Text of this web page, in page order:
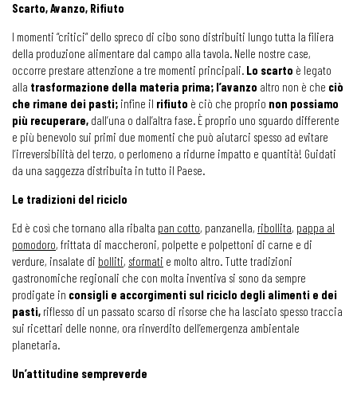
Scarto, Avanzo, Rifiuto
I momenti “critici” dello spreco di cibo sono distribuiti lungo tutta la filiera
della produzione alimentare dal campo alla tavola. Nelle nostre case,
occorre prestare attenzione a tre momenti principali. Lo scarto è legato
alla trasformazione della materia prima; l’avanzo altro non è che ciò
che rimane dei pasti; infine il rifiuto è ciò che proprio non possiamo
più recuperare, dall’una o dall’altra fase. È proprio uno sguardo differente
e più benevolo sui primi due momenti che può aiutarci spesso ad evitare
l’irreversibilità del terzo, o perlomeno a ridurne impatto e quantità! Guidati
da una saggezza distribuita in tutto il Paese.
Le tradizioni del riciclo
Ed è così che tornano alla ribalta pan cotto, panzanella, ribollita, pappa al
pomodoro, frittata di maccheroni, polpette e polpettoni di carne e di
verdure, insalate di bolliti, sformati e molto altro. Tutte tradizioni
gastronomiche regionali che con molta inventiva si sono da sempre
prodigate in consigli e accorgimenti sul riciclo degli alimenti e dei
pasti, riflesso di un passato scarso di risorse che ha lasciato spesso traccia
sui ricettari delle nonne, ora rinverdito dell’emergenza ambientale
planetaria.
Un’attitudine sempreverde